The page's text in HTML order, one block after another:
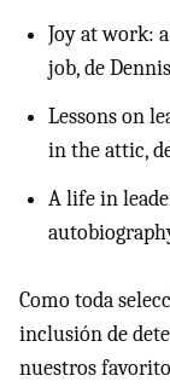
Joy at work:
job, de
Lessons on
in the attic,
A life in
Como toda
inclusión de
nuestros